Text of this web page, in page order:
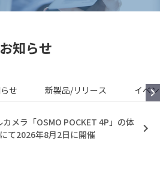
お知らせ
せ 新製品/リリース イベ
メラ「OSMO POCKET 4P」の体
て2026年8月2日に開催